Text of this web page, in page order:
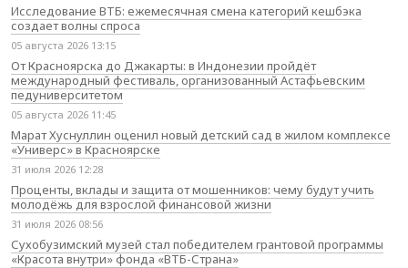
Исследование ВТБ: ежемесячная смена категорий кешбэка
создает волны спроса
05 августа 2026 13:15
От Красноярска до Джакарты: в Индонезии пройдёт
международный фестиваль, организованный Астафьевским
педуниверситетом
05 августа 2026 11:45
Марат Хуснуллин оценил новый детский сад в жилом комплексе
«Универс» в Красноярске
31 июля 2026 12:28
Проценты, вклады и защита от мошенников: чему будут учить
молодёжь для взрослой финансовой жизни
31 июля 2026 08:56
Сухобузимский музей стал победителем грантовой программы
«Красота внутри» фонда «ВТБ-Страна»